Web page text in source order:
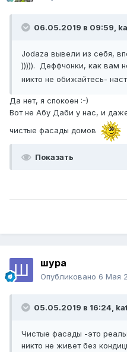
06.05.2019 в 09:59,
Jodaza вывели из себя,
))))). Деффчонки, как вам
никто не обижайтесь-
Да нет, я спокоен :-)
Вот не Абу Даби у нас, и
чистые фасады домов
Показать
шура
Опубликовано 6 Мая
05.05.2019 в 16:24,
Чистые фасады -это
никто не живет без